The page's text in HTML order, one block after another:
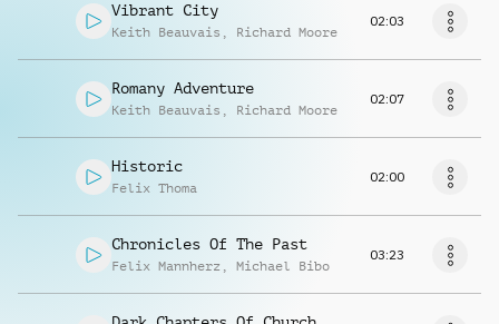
Vibrant City
Keith Beauvais , Richard Moore
02:03
Romany Adventure
Keith Beauvais , Richard Moore
02:07
Historic
Felix Thoma
02:00
Chronicles Of The Past
Felix Mannherz , Michael Bibo
03:23